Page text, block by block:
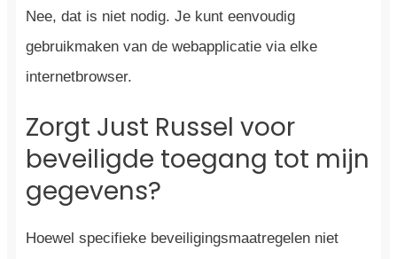
Nee, dat is niet nodig. Je kunt eenvoudig
gebruikmaken van de webapplicatie via elke
internetbrowser.
Zorgt Just Russel voor
beveiligde toegang tot mijn
gegevens?
Hoewel specifieke beveiligingsmaatregelen niet